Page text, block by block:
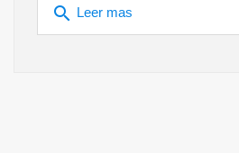
search Leer mas